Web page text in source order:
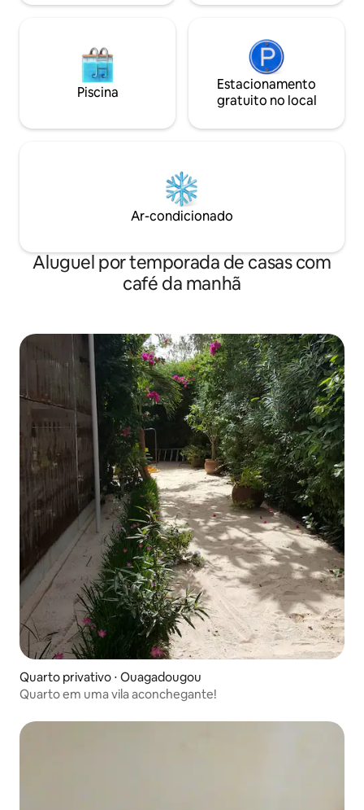
Piscina
Estacionamento
gratuito no local
Ar-condicionado
Aluguel por temporada de casas com
café da manhã
Quarto privativo ⋅ Ouagadougou
Quarto em uma vila aconchegante!